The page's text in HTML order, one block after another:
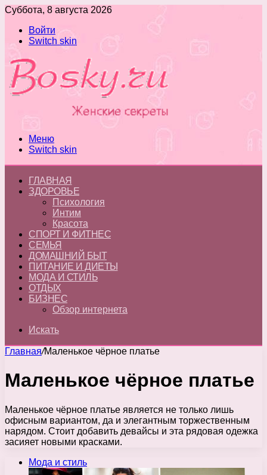
Суббота, 8 августа 2026
Войти
Switch skin
Меню
Switch skin
ГЛАВНАЯ
ЗДОРОВЬЕ
Психология
Интим
Красота
СПОРТ И ФИТНЕС
СЕМЬЯ
ДОМАШНИЙ БЫТ
ПИТАНИЕ И ДИЕТЫ
МОДА И СТИЛЬ
ОТДЫХ
БИЗНЕС
Обзор интернета
Искать
Главная/Маленькое чёрное платье
Маленькое чёрное платье
Маленькое чёрное платье является не только лишь
офисным вариантом, да и элегантным торжественным
нарядом. Стоит добавить девайсы и эта рядовая одежка
засияет новыми красками.
Мода и стиль